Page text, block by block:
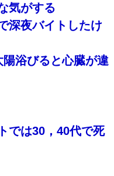
気がする
深夜バイトしたけ
浴びると心臓が違
では30，40代で死